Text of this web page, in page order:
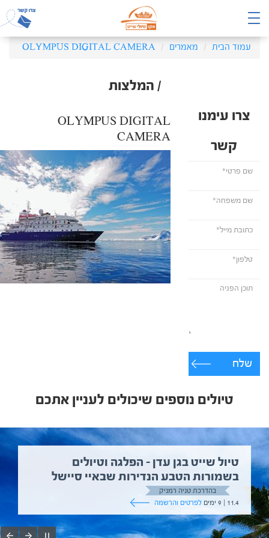
עמוד הבית מאמרים OLYMPUS DIGITAL CAMERA
/ המלצות
צרו עימנו
קשר
שלח
OLYMPUS DIGITAL
CAMERA
טיולים נוספים שיכולים לעניין אתכם
טיול שייט בגן עדן – הפלגה וטיולים
בשמורות הטבע הנדירות שבאיי סיישל
בהדרכת טניה רמניק
11.4 | 9 ימים
לפרטים והרשמה